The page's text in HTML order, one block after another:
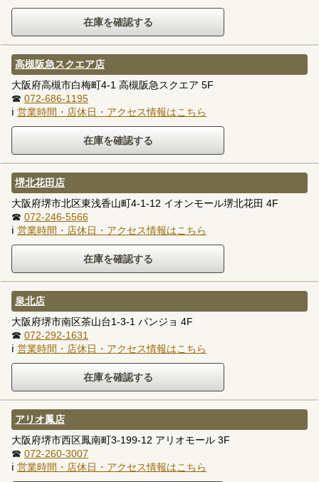
高槻阪急スクエア店
大阪府高槻市白梅町4-1 高槻阪急スクエア 5F
☎ 072-686-1195
ℹ 営業時間・店休日・アクセス情報はこちら
堺北花田店
大阪府堺市北区東浅香山町4-1-12 イオンモール堺北花田 4F
☎ 072-246-5566
ℹ 営業時間・店休日・アクセス情報はこちら
泉北店
大阪府堺市南区茶山台1-3-1 パンジョ 4F
☎ 072-292-1631
ℹ 営業時間・店休日・アクセス情報はこちら
アリオ鳳店
大阪府堺市西区鳳南町3-199-12 アリオモール 3F
☎ 072-260-3007
ℹ 営業時間・店休日・アクセス情報はこちら